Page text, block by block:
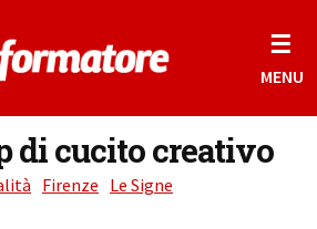
☰
MENU
di cucito creativo
Firenze Le Signe